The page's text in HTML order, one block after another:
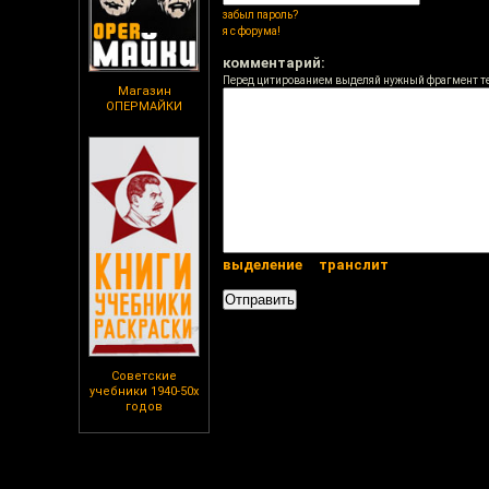
Магазин
ОПЕРМАЙКИ
Советские
учебники 1940-50х
годов
забыл пароль?
я с форума!
комментарий:
Перед цитированием выделяй нужный фрагмент
выделение транслит